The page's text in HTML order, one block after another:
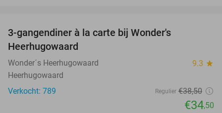
3-gangendiner à la carte bij Wonder's
Heerhugowaard
Wonder´s Heerhugowaard 9.3 star
Heerhugowaard
Verkocht: 789
Regulier €38,50
€34,50